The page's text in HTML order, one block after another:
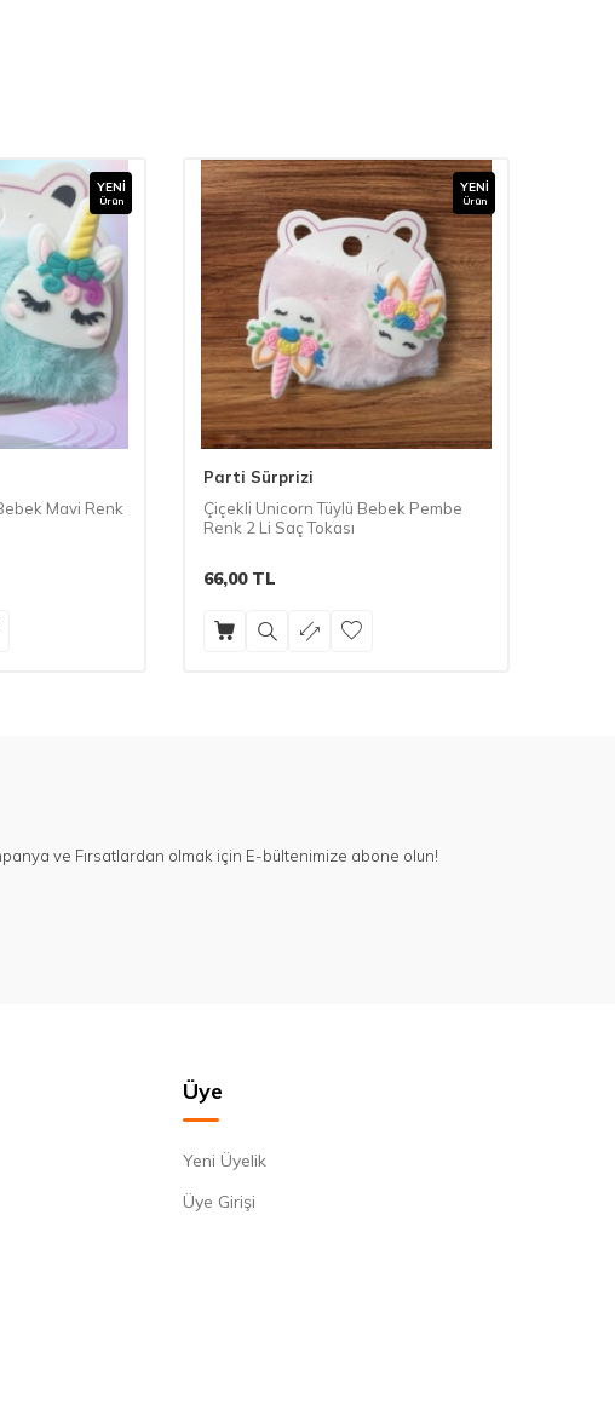
YENI
Ürün
Mavi Renk
YENI
Ürün
Parti Sürprizi
Çiçekli Unicorn Tüylü Bebek Pembe
Renk 2 Li Saç Tokası
66,00TL
ve Fırsatlardan olmak için E-bültenimize abone olun!
Üye
Yeni Üyelik
Üye Girişi